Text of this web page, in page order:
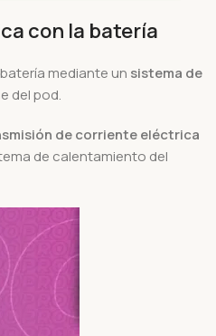
con la batería
mediante un sistema de
del pod.
de corriente eléctrica
de calentamiento del